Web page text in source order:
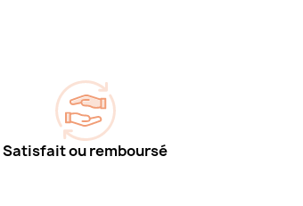
Satisfait ou remboursé